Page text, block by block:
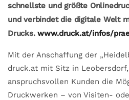
schnellste und größte
und verbindet die digitale Welt
Drucks.www.druck.at/infos/
Mit der Anschaffung der
druck.at mit Sitz in
anspruchsvollen Kunden die
Druckwerken – von Visiten-